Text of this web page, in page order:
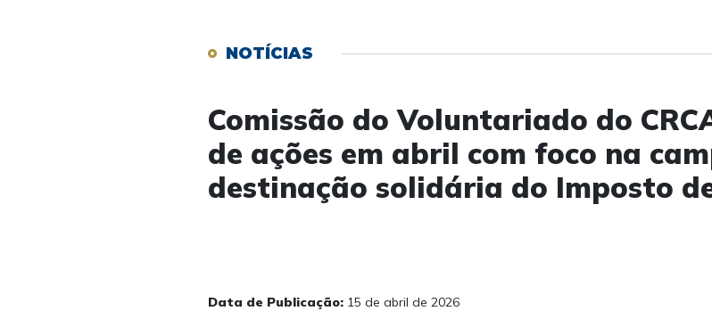
NOTÍCIAS
Comissão do Voluntariado do
de ações em abril com foco na
destinação solidária do Imposto
Data de Publicação: 15 de abril de 2026